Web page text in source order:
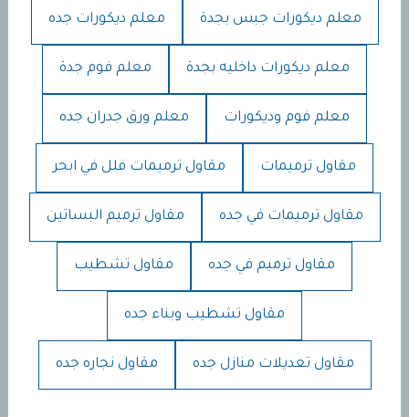
معلم ديكورات جبس بجدة معلم ديكورات جده
معلم ديكورات داخليه بجدة معلم فوم جدة
معلم فوم وديكورات معلم ورق جدران جده
مقاول ترميمات مقاول ترميمات فلل في ابحر
مقاول ترميمات في جده مقاول ترميم البساتين
مقاول ترميم في جده مقاول تشطيب
مقاول تشطيب وبناء جده
مقاول تعديلات منازل جده مقاول نجاره جده